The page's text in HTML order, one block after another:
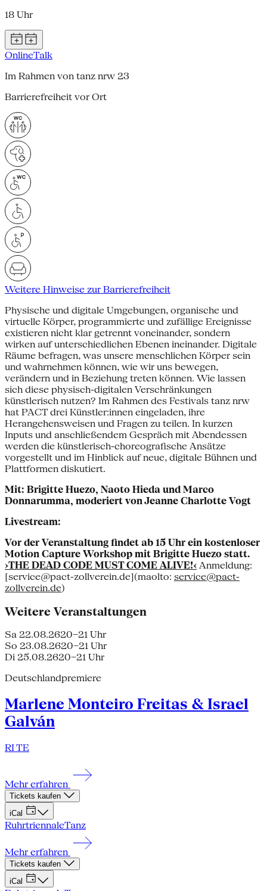
18 Uhr
OnlineTalk
Im Rahmen von tanz nrw 23
Barrierefreiheit vor Ort
Weitere Hinweise zur Barrierefreiheit
Physische und digitale Umgebungen, organische und
virtuelle Körper, programmierte und zufällige Ereignisse
existieren nicht klar getrennt voneinander, sondern
wirken auf unterschiedlichen Ebenen ineinander. Digitale
Räume befragen, was unsere menschlichen Körper sein
und wahrnehmen können, wie wir uns bewegen,
verändern und in Beziehung treten können. Wie lassen
sich diese physisch-digitalen Verschränkungen
künstlerisch nutzen? Im Rahmen des Festivals tanz nrw
hat PACT drei Künstler:innen eingeladen, ihre
Herangehensweisen und Fragen zu teilen. In kurzen
Inputs und anschließendem Gespräch mit Abendessen
werden die künstlerisch-choreografische Ansätze
vorgestellt und im Hinblick auf neue, digitale Bühnen und
Plattformen diskutiert.
Mit: Brigitte Huezo, Naoto Hieda und Marco
Donnarumma, moderiert von Jeanne Charlotte Vogt
Livestream:
Vor der Veranstaltung findet ab 15 Uhr ein kostenloser
Motion Capture Workshop mit Brigitte Huezo statt.
›THE DEAD CODE MUST COME ALIVE!‹ Anmeldung:
[service@pact-zollverein.de](maolto: service@pact-
zollverein.de)
Weitere Veranstaltungen
Sa 22.08.2620–21 Uhr
So 23.08.2620–21 Uhr
Di 25.08.2620–21 Uhr
Deutschlandpremiere
Marlene Monteiro Freitas & Israel
Galván
RI TE
Mehr erfahren
Tickets kaufen
iCal
RuhrtriennaleTanz
Mehr erfahren
Tickets kaufen
iCal